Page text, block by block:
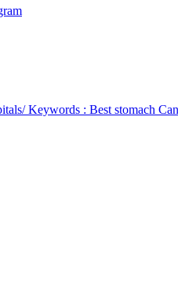
Keywords : Best stomach